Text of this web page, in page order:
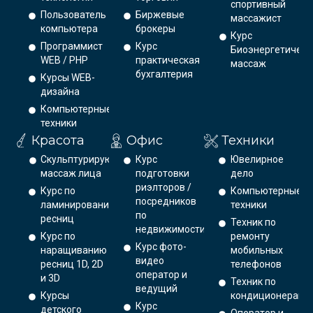
Пользователь
компьютера
Программист
WEB / PHP
Курсы WEB-
дизайна
Компьютерные
техники
Биржевые
брокеры
Курс
практическая
бухгалтерия
спортивный
массажист
Курс
массаж
Красота
Скульптурирующий
массаж лица
Курс по
ламинированию
ресниц
Курс по
наращиванию
ресниц 1D, 2D
и 3D
Курсы
детского
Офис
Курс
подготовки
риэлторов /
посредников
по
недвижимости
Курс фото-
видео
оператор и
ведущий
Курс
Техники
Ювелирное
дело
Компьютерные
техники
Техник по
ремонту
мобильных
телефонов
Техник по
кондиционерам